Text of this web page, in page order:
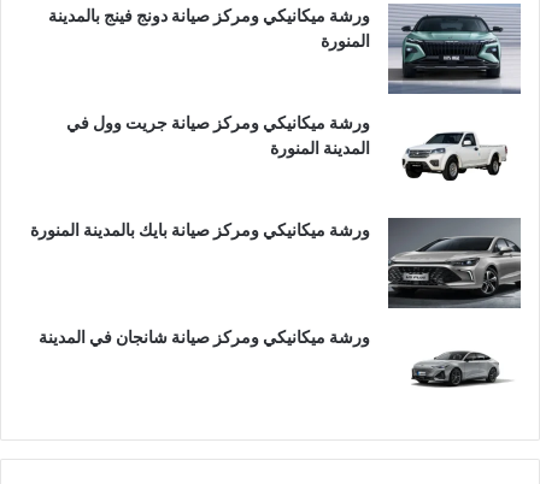
ورشة ميكانيكي ومركز صيانة دونج فينج بالمدينة
المنورة
ورشة ميكانيكي ومركز صيانة جريت وول في
المدينة المنورة
ورشة ميكانيكي ومركز صيانة بايك بالمدينة المنورة
ورشة ميكانيكي ومركز صيانة شانجان في المدينة